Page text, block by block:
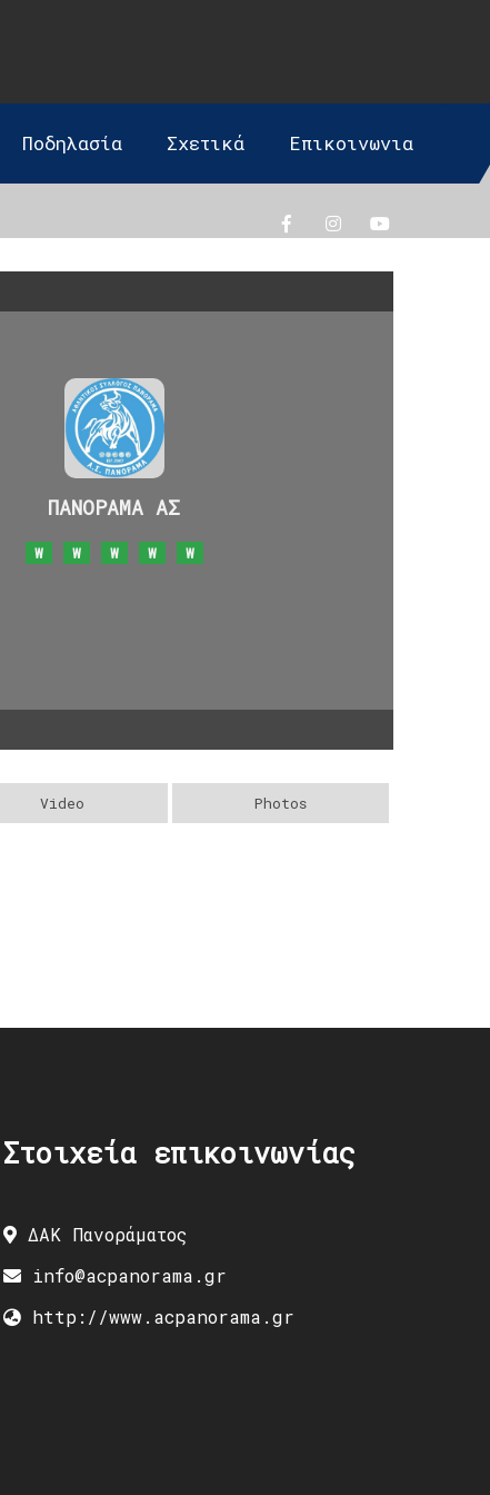
Ποδηλασία Σχετικά Επικοινωνια
ΠΑΝΟΡΑΜΑ ΑΣ
W W W W W
Video Photos
Στοιχεία επικοινωνίας
ΔΑΚ Πανοράματος
info@acpanorama.gr
http://www.acpanorama.gr